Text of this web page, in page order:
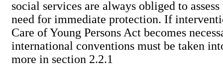
social services are always obliged to assess
need for immediate protection. If
Care of Young Persons Act becomes
international conventions must be taken
more in section 2.2.1